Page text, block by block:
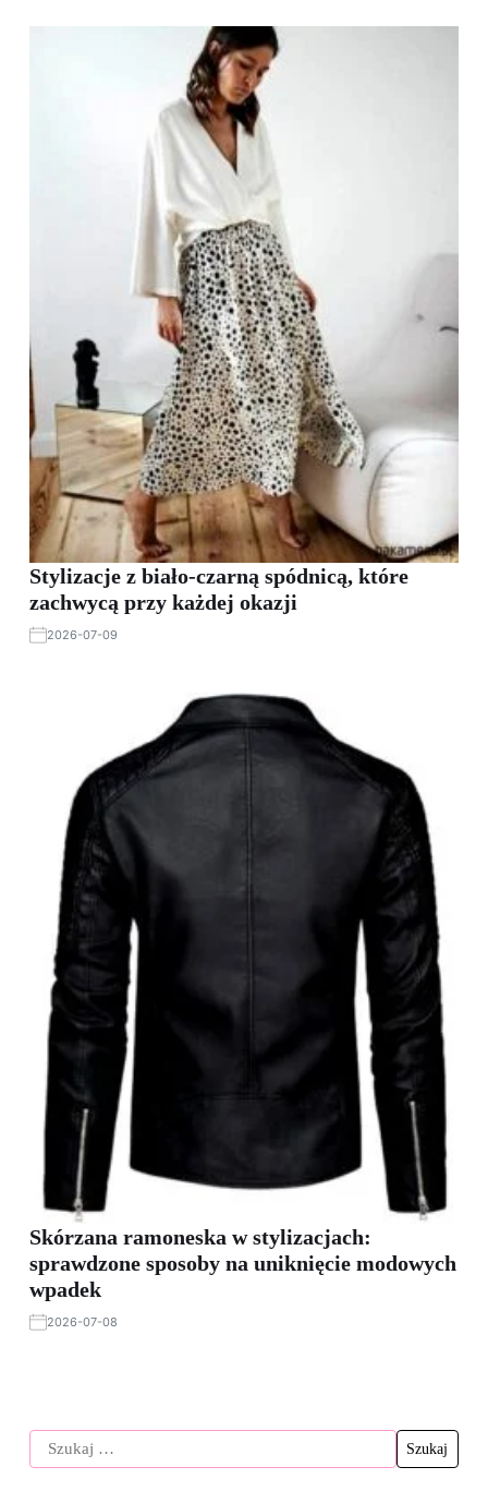
Stylizacje z biało-czarną spódnicą, które
zachwycą przy każdej okazji
2026-07-09
Skórzana ramoneska w stylizacjach:
sprawdzone sposoby na uniknięcie modowych
wpadek
2026-07-08